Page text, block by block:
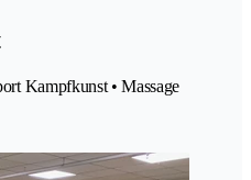
Kampfkunst • Massage